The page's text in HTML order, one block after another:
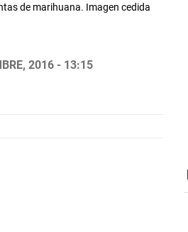
de marihuana. Imagen cedida
2016 - 13:15